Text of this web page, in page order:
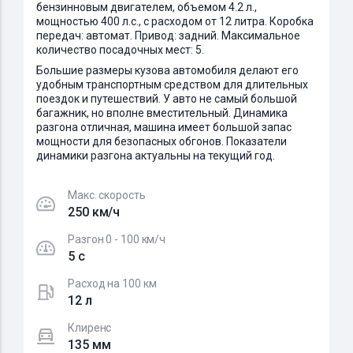
бензинновым двигателем, объемом 4.2 л.,
мощностью 400 л.с., с расходом от 12 литра. Коробка
передач: автомат. Привод: задний. Максимальное
количество посадочных мест: 5.
Большие размеры кузова автомобиля делают его
удобным транспортным средством для длительных
поездок и путешествий. У авто не самый большой
багажник, но вполне вместительный. Динамика
разгона отличная, машина имеет большой запас
мощности для безопасных обгонов. Показатели
динамики разгона актуальны на текущий год.
Макс. скорость
250 км/ч
Разгон 0 - 100 км/ч
5 c
Расход на 100 км
12 л
Клиренс
135 мм